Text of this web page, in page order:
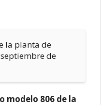
la planta de
de
modelo 806 de la